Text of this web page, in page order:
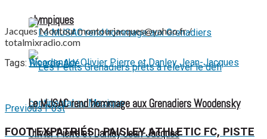
olympiques
Le MJSAC rend hommage aux Grenadiers Woodensky
Olivier Pierre et Danley Jean-Jacques
Jacques Montour montourjacques@yahoo.fr /
totalmixradio.com
Tags: Ricardo Adé
Previous Post
FOOT-EXPATRIÉS : PAISLEY ATHLETIC FC, PISTE